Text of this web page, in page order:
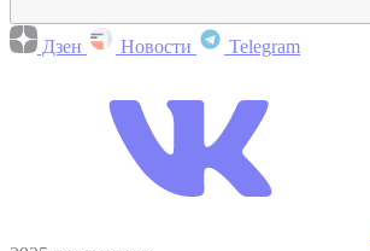
Дзен Новости Telegram